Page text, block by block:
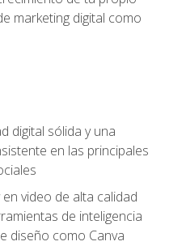
marketing digital como
digital sólida y una
en las principales
video de alta calidad
de inteligencia
diseño como Canva